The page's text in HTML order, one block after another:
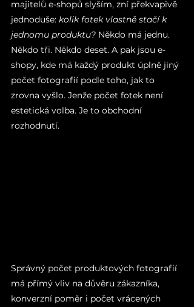
majitelů e-shopů slyším, zní překvapivě
jednoduše: kolik fotek vlastně stačí k
jednomu produktu? Někdo má jednu.
Někdo tři. Někdo deset. A pak jsou e-
shopy, kde má každý produkt úplně jiný
počet fotografií podle toho, jak to
zrovna vyšlo. Jenže počet fotek není
estetická volba. Je to obchodní
rozhodnutí.
Správný počet produktových fotografií
má přímý vliv na důvěru zákazníka,
konverzní poměr i počet vrácených